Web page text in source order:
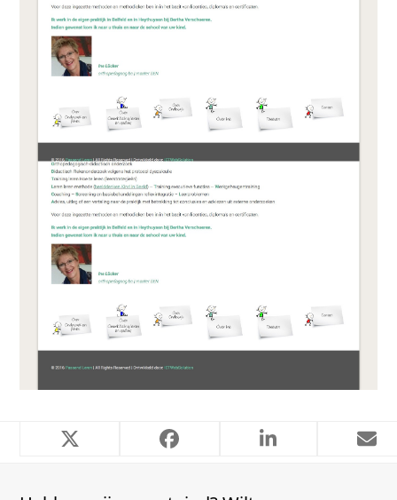
Buyle Buitendouche Combo Wagonservice